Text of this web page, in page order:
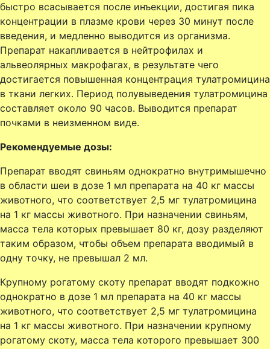
быстро всасывается после инъекции, достигая пика
концентрации в плазме крови через 30 минут после
введения, и медленно выводится из организма.
Препарат накапливается в нейтрофилах и
альвеолярных макрофагах, в результате чего
достигается повышенная концентрация тулатромицина
в ткани легких. Период полувыведения тулатромицина
составляет около 90 часов. Выводится препарат
почками в неизменном виде.
Рекомендуемые дозы:
Препарат вводят свиньям однократно внутримышечно
в области шеи в дозе 1 мл препарата на 40 кг массы
животного, что соответствует 2,5 мг тулатромицина
на 1 кг массы животного. При назначении свиньям,
масcа тела которых превышает 80 кг, дозу разделяют
таким образом, чтобы объем препарата вводимый в
одну точку, не превышал 2 мл.
Крупному рогатому скоту препарат вводят подкожно
однократно в дозе 1 мл препарата на 40 кг массы
животного, что соответствует 2,5 мг тулатромицина
на 1 кг массы животного. При назначении крупному
рогатому скоту, масса тела которого превышает 300